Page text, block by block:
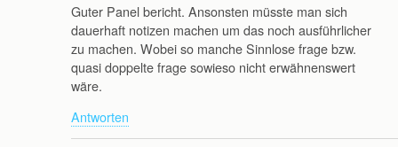
Guter Panel bericht. Ansonsten müsste man sich
dauerhaft notizen machen um das noch ausführlicher
zu machen. Wobei so manche Sinnlose frage bzw.
quasi doppelte frage sowieso nicht erwähnenswert
wäre.
Antworten